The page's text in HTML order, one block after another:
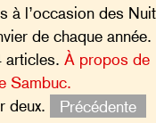
à l’occasion des
de chaque année.
articles.À propos de
Sambuc.
deux.
Précédente